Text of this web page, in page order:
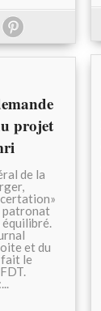
projet
de la
patronat
et du
le